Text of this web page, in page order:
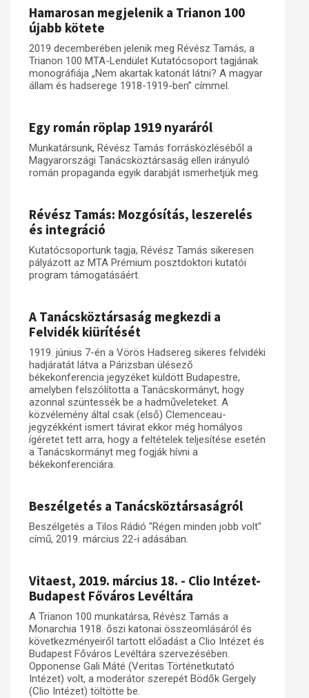
Hamarosan megjelenik a Trianon 100
újabb kötete
2019 decemberében jelenik meg Révész Tamás, a
Trianon 100 MTA-Lendület Kutatócsoport tagjának
monográfiája „Nem akartak katonát látni? A magyar
állam és hadserege 1918-1919-ben” címmel.
Egy román röplap 1919 nyaráról
Munkatársunk, Révész Tamás forrásközléséből a
Magyarországi Tanácsköztársaság ellen irányuló
román propaganda egyik darabját ismerhetjük meg.
Révész Tamás: Mozgósítás, leszerelés
és integráció
Kutatócsoportunk tagja, Révész Tamás sikeresen
pályázott az MTA Prémium posztdoktori kutatói
program támogatásáért.
A Tanácsköztársaság megkezdi a
Felvidék kiürítését
1919. június 7-én a Vörös Hadsereg sikeres felvidéki
hadjáratát látva a Párizsban ülésező
békekonferencia jegyzéket küldött Budapestre,
amelyben felszólította a Tanácskormányt, hogy
azonnal szüntessék be a hadműveleteket. A
közvélemény által csak (első) Clemenceau-
jegyzékként ismert távirat ekkor még homályos
ígéretet tett arra, hogy a feltételek teljesítése esetén
a Tanácskormányt meg fogják hívni a
békekonferenciára.
Beszélgetés a Tanácsköztársaságról
Beszélgetés a Tilos Rádió "Régen minden jobb volt"
című, 2019. március 22-i adásában.
Vitaest, 2019. március 18. - Clio Intézet-
Budapest Főváros Levéltára
A Trianon 100 munkatársa, Révész Tamás a
Monarchia 1918. őszi katonai összeomlásáról és
következményeiről tartott előadást a Clio Intézet és
Budapest Főváros Levéltára szervezésében.
Opponense Gali Máté (Veritas Történetkutató
Intézet) volt, a moderátor szerepét Bödők Gergely
(Clio Intézet) töltötte be.